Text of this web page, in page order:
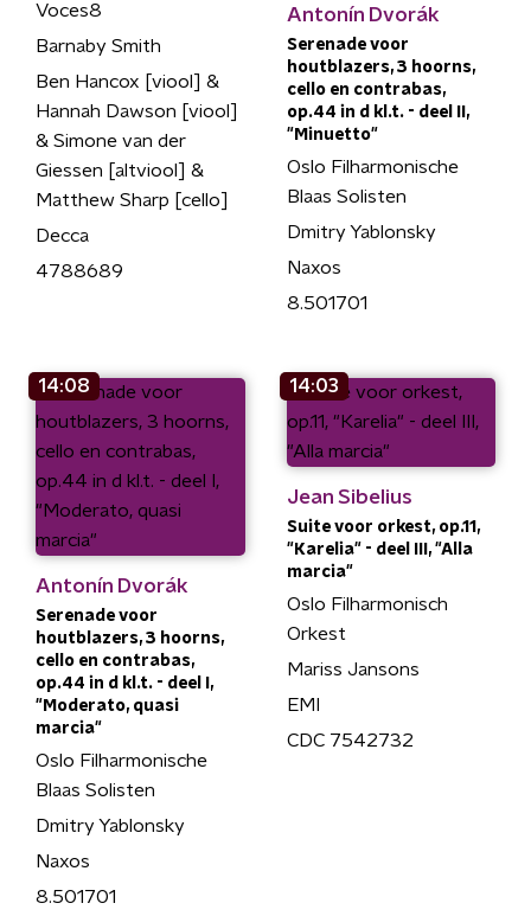
Voces8
Barnaby Smith
Ben Hancox [viool] &
Hannah Dawson [viool]
& Simone van der
Giessen [altviool] &
Matthew Sharp [cello]
Decca
4788689
Antonín Dvorák
Serenade voor
houtblazers, 3 hoorns,
cello en contrabas,
op.44 in d kl.t. - deel II,
"Minuetto"
Oslo Filharmonische
Blaas Solisten
Dmitry Yablonsky
Naxos
8.501701
14:08
Antonín Dvorák
Serenade voor
houtblazers, 3 hoorns,
cello en contrabas,
op.44 in d kl.t. - deel I,
"Moderato, quasi
marcia"
Oslo Filharmonische
Blaas Solisten
Dmitry Yablonsky
Naxos
8.501701
14:03
Jean Sibelius
Suite voor orkest, op.11,
"Karelia" - deel III, "Alla
marcia"
Oslo Filharmonisch
Orkest
Mariss Jansons
EMI
CDC 7542732